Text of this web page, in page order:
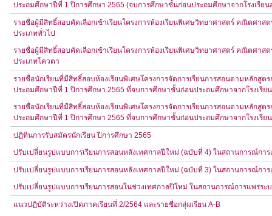
ประถมศึกษาปีที่ 1 ปีการศึกษา 2565 (จบการศึกษาชั้นก่อนประถมศึกษาจากโรงเรีย
รายชื่อผู้มีสิทธิ์สอบคัดเลือกเข้าเรียนโครงการห้องเรียนพิเศษวิทยาศาสตร์ คณิตศา
ประเภททั่วไป
รายชื่อผู้มีสิทธิ์สอบคัดเลือกเข้าเรียนโครงการห้องเรียนพิเศษวิทยาศาสตร์ คณิตศา
ประเภทโควตา
รายชื่อนักเรียนที่มีสิทธิ์สอบห้องเรียนพิเศษโครงการจัดการเรียนการสอนตามหลักสู
ประถมศึกษาปีที่ 1 ปีการศึกษา 2565 ที่จบการศึกษาชั้นก่อนประถมศึกษาจากโรงเรีย
รายชื่อนักเรียนที่มีสิทธิ์สอบห้องเรียนพิเศษโครงการจัดการเรียนการสอนตามหลักสู
ประถมศึกษาปีที่ 1 ปีการศึกษา 2565 ที่จบการศึกษาชั้นก่อนประถมศึกษาจากโรงเรีย
ปฏิทินการรับสมัครนักเรียน ปีการศึกษา 2565
ปรับเปลี่ยนรูปแบบการเรียนการสอนหลังเทศกาลปีใหม่ (ฉบับที่ 4) ในสถานการณ์กา
ปรับเปลี่ยนรูปแบบการเรียนการสอนหลังเทศกาลปีใหม่ (ฉบับที่ 3) ในสถานการณ์กา
ปรับเปลี่ยนรูปแบบการเรียนการสอนในช่วงเทศกาลปีใหม่ ในสถานการณ์การแพร่ระ
แนวปฏิบัติระหว่างเปิดภาคเรียนที่ 2/2564 และรายชื่อกลุ่มเรียน A-B